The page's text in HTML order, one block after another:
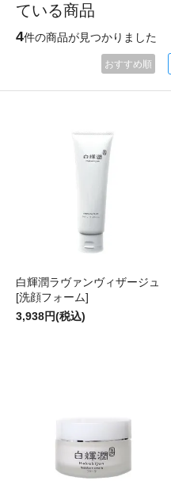
ている商品
4件の商品が見つかりました
おすすめ順
白輝潤ラヴァンヴィザージュ
[洗顔フォーム]
3,938円(税込)